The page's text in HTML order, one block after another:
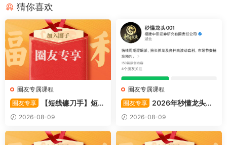
猜你喜欢
圈友专属课程
圈友专享
【短线镰刀手】短线
镰刀手《强者恒强战法模型》
合集文章+指标
2026-08-09
圈友专属课程
圈友专享
2026年秒懂龙头股
001训练营内部课件资料
2026-08-09